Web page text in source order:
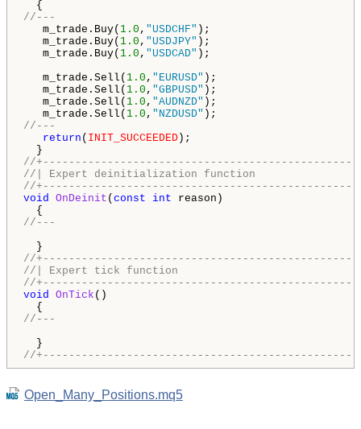
//---
m_trade.Buy( 1.0 , "USDCHF" );
m_trade.Buy( 1.0 , "USDJPY" );
m_trade.Buy( 1.0 , "USDCAD" );
m_trade.Sell( 1.0 , "EURUSD" );
m_trade.Sell( 1.0 , "GBPUSD" );
m_trade.Sell( 1.0 , "AUDNZD" );
m_trade.Sell( 1.0 , "NZDUSD"
//---
return ( INIT_SUCCEEDED );
//
//| Expert deinitialization function
//
void
OnDeinit ( const int reason)
//---
//
//| Expert tick function
//
void
OnTick ()
//---
//
Open_Many_Positions.mq5